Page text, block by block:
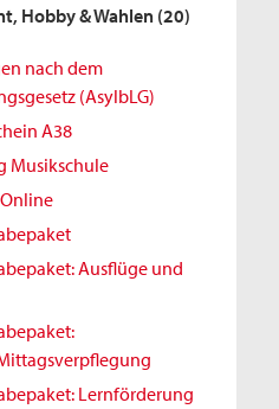
Hobby & Wahlen (20)
nach dem
(AsylbLG)
A38
Musikschule
Ausflüge und
Lernförderung